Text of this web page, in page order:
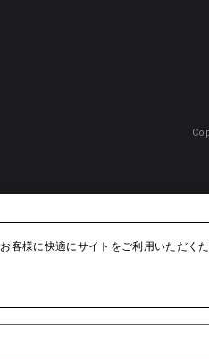
客様に快適にサイトをご利用いただく